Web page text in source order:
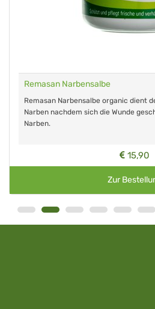
Remasan Narbensalbe
Remasan Narbensalbe organic dient
Narben nachdem sich die Wunde
Narben.
15,90
Zur